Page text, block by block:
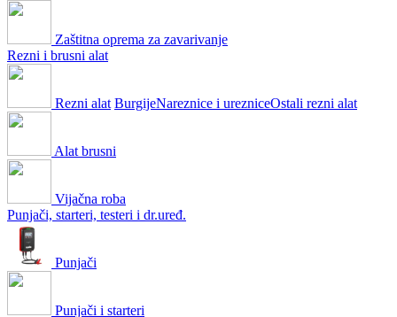
Zaštitna oprema za zavarivanje
Rezni i brusni alat
Rezni alat BurgijeNareznice i urezniceOstali rezni alat
Alat brusni
Vijačna roba
Punjači, starteri, testeri i dr.uređ.
Punjači
Punjači i starteri